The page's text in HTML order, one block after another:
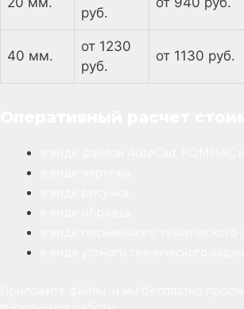
руб.
40 мм.
от 1230
руб.
от 1130 руб.